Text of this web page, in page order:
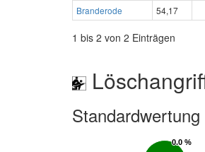
Branderode
54,17
1 bis 2 von 2 Einträgen
Standardwertung
0.0 %
0.0 %